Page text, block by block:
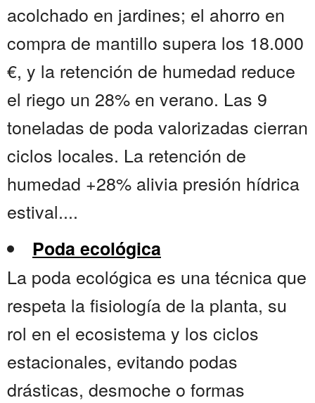
acolchado en jardines; el ahorro en
compra de mantillo supera los 18.000
€, y la retención de humedad reduce
el riego un 28% en verano. Las 9
toneladas de poda valorizadas cierran
ciclos locales. La retención de
humedad +28% alivia presión hídrica
estival....
Poda ecológica
La poda ecológica es una técnica que
respeta la fisiología de la planta, su
rol en el ecosistema y los ciclos
estacionales, evitando podas
drásticas, desmoche o formas